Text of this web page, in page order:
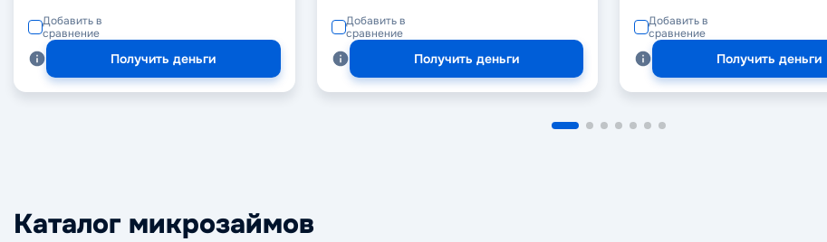
Добавить в
сравнение
Получить деньги
Добавить в
сравнение
Получить деньги
Добавить в
сравнение
Получить деньги
Каталог микрозаймов